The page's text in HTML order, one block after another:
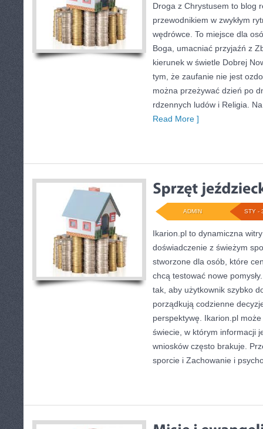
Droga z Chrystusem to blog
przewodnikiem w zwykłym
wędrówce. To miejsce dla
Boga, umacniać przyjaźń z
kierunek w świetle Dobrej
tym, że zaufanie nie jest
można przeżywać dzień po
rdzennych ludów i Religia.
Read More ]
STY -
ADMIN
Ikarion.pl to dynamiczna
doświadczenie z świeżym
stworzone dla osób, które
chcą testować nowe
tak, aby użytkownik szybko
porządkują codzienne
perspektywę. Ikarion.pl
świecie, w którym informacji
wniosków często brakuje.
sporcie i Zachowanie i